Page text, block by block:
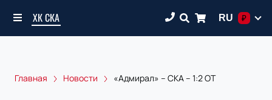
ХК СКА RU ₽
Главная Новости «Адмирал» – СКА – 1:2 ОТ